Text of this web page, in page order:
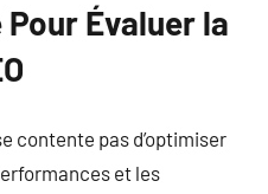
Évaluer la
contente pas d’optimiser
et les